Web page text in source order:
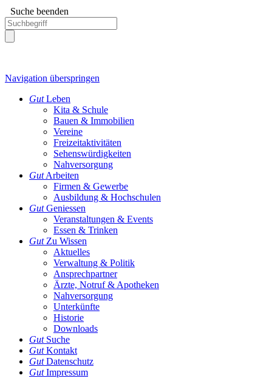
Suche beenden
Navigation überspringen
GutLeben
Kita & Schule
Bauen & Immobilien
Vereine
Freizeitaktivitäten
Sehenswürdigkeiten
Nahversorgung
GutArbeiten
Firmen & Gewerbe
Ausbildung & Hochschulen
GutGeniessen
Veranstaltungen & Events
Essen & Trinken
GutZu Wissen
Aktuelles
Verwaltung & Politik
Ansprechpartner
Ärzte, Notruf & Apotheken
Nahversorgung
Unterkünfte
Historie
Downloads
GutSuche
GutKontakt
GutDatenschutz
GutImpressum